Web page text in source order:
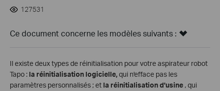
127531
Ce document concerne les modèles suivants :
Il existe deux types de réinitialisation pour votre aspirateur robot
Tapo : la réinitialisation logicielle,qui n'efface pas les
paramètres personnalisés ; et la réinitialisation d'usine , qui